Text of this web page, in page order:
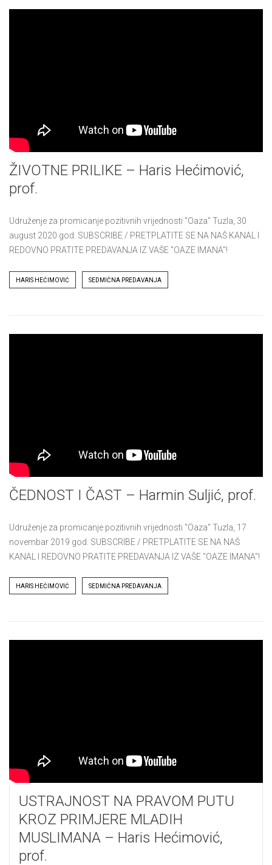
ŽIVOTNE PRILIKE – Haris Hećimović,
prof.
Udruženje za promicanje pozitivnih vrijednosti "Oaza" Tuzla, 30
august 2020 god. SUBSCRIBE / PRETPLATITE SE NA NAŠ KANAL I
REDOVNO PRATITE PREDAVANJA IZ VAŠE "OAZE IMANA"!
Tags
HARIS HEĆIMOVIĆ SEDMIČNA PREDAVANJA
ČEDNOST I ČAST – Harmin Suljić, prof.
Udruženje za promicanje pozitivnih vrijednosti "Oaza" Tuzla, 17
novembar 2019 god. SUBSCRIBE / PRETPLATITE SE NA NAŠ
KANAL I REDOVNO PRATITE PREDAVANJA IZ VAŠE "OAZE IMANA"!
Tags
HARIS HEĆIMOVIĆ SEDMIČNA PREDAVANJA
USTRAJNOST NA PRAVOM PUTU
KROZ PRIMJERE MLADIH
MUSLIMANA – Haris Hećimović,
prof.